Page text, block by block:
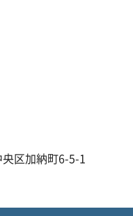
区加納町6-5-1